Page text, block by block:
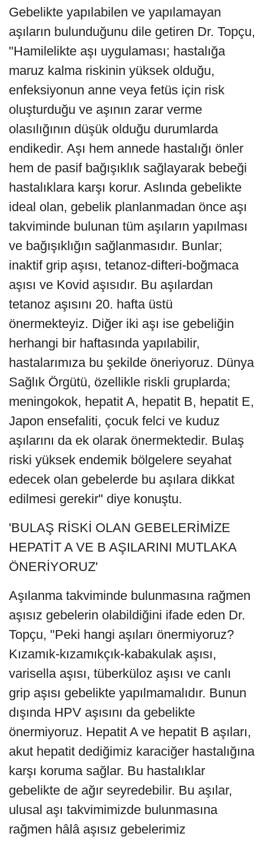
Gebelikte yapılabilen ve yapılamayan
aşıların bulunduğunu dile getiren Dr. Topçu,
"Hamilelikte aşı uygulaması; hastalığa
maruz kalma riskinin yüksek olduğu,
enfeksiyonun anne veya fetüs için risk
oluşturduğu ve aşının zarar verme
olasılığının düşük olduğu durumlarda
endikedir. Aşı hem annede hastalığı önler
hem de pasif bağışıklık sağlayarak bebeği
hastalıklara karşı korur. Aslında gebelikte
ideal olan, gebelik planlanmadan önce aşı
takviminde bulunan tüm aşıların yapılması
ve bağışıklığın sağlanmasıdır. Bunlar;
inaktif grip aşısı, tetanoz-difteri-boğmaca
aşısı ve Kovid aşısıdır. Bu aşılardan
tetanoz aşısını 20. hafta üstü
önermekteyiz. Diğer iki aşı ise gebeliğin
herhangi bir haftasında yapılabilir,
hastalarımıza bu şekilde öneriyoruz. Dünya
Sağlık Örgütü, özellikle riskli gruplarda;
meningokok, hepatit A, hepatit B, hepatit E,
Japon ensefaliti, çocuk felci ve kuduz
aşılarını da ek olarak önermektedir. Bulaş
riski yüksek endemik bölgelere seyahat
edecek olan gebelerde bu aşılara dikkat
edilmesi gerekir" diye konuştu.
'BULAŞ RİSKİ OLAN GEBELERİMİZE
HEPATİT A VE B AŞILARINI MUTLAKA
ÖNERİYORUZ'
Aşılanma takviminde bulunmasına rağmen
aşısız gebelerin olabildiğini ifade eden Dr.
Topçu, "Peki hangi aşıları önermiyoruz?
Kızamık-kızamıkçık-kabakulak aşısı,
varisella aşısı, tüberküloz aşısı ve canlı
grip aşısı gebelikte yapılmamalıdır. Bunun
dışında HPV aşısını da gebelikte
önermiyoruz. Hepatit A ve hepatit B aşıları,
akut hepatit dediğimiz karaciğer hastalığına
karşı koruma sağlar. Bu hastalıklar
gebelikte de ağır seyredebilir. Bu aşılar,
ulusal aşı takvimimizde bulunmasına
rağmen hâlâ aşısız gebelerimiz